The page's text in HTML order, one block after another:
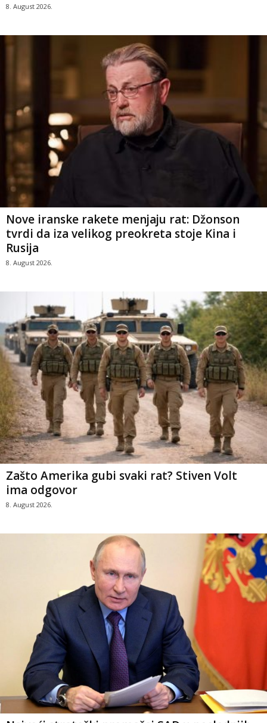
8. August 2026.
Nove iranske rakete menjaju rat: Džonson
tvrdi da iza velikog preokreta stoje Kina i
Rusija
8. August 2026.
Zašto Amerika gubi svaki rat? Stiven Volt
ima odgovor
8. August 2026.